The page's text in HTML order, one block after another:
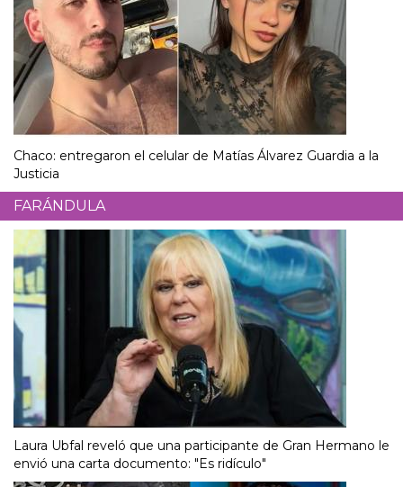
Chaco: entregaron el celular de Matías Álvarez Guardia a la
Justicia
FARÁNDULA
Laura Ubfal reveló que una participante de Gran Hermano le
envió una carta documento: "Es ridículo"